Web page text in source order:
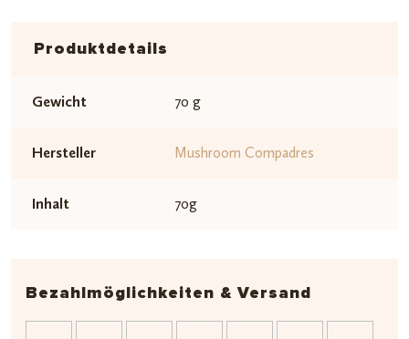
Produktdetails
Gewicht 70 g
Hersteller Mushroom Compadres
Inhalt 70g
Bezahlmöglichkeiten & Versand